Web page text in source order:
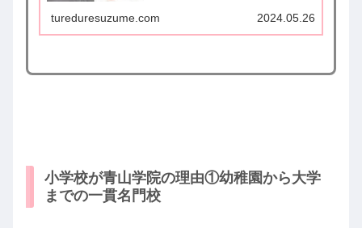
tureduresuzume.com 2024.05.26
小学校が青山学院の理由①幼稚園から大学
までの一貫名門校